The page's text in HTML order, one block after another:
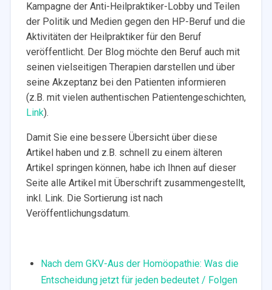
Kampagne der Anti-Heilpraktiker-Lobby und Teilen
der Politik und Medien gegen den HP-Beruf und die
Aktivitäten der Heilpraktiker für den Beruf
veröffentlicht. Der Blog möchte den Beruf auch mit
seinen vielseitigen Therapien darstellen und über
seine Akzeptanz bei den Patienten informieren
(z.B. mit vielen authentischen Patientengeschichten,
Link).
Damit Sie eine bessere Übersicht über diese
Artikel haben und z.B. schnell zu einem älteren
Artikel springen können, habe ich Ihnen auf dieser
Seite alle Artikel mit Überschrift zusammengestellt,
inkl. Link. Die Sortierung ist nach
Veröffentlichungsdatum.
Nach dem GKV-Aus der Homöopathie: Was die
Entscheidung jetzt für jeden bedeutet / Folgen